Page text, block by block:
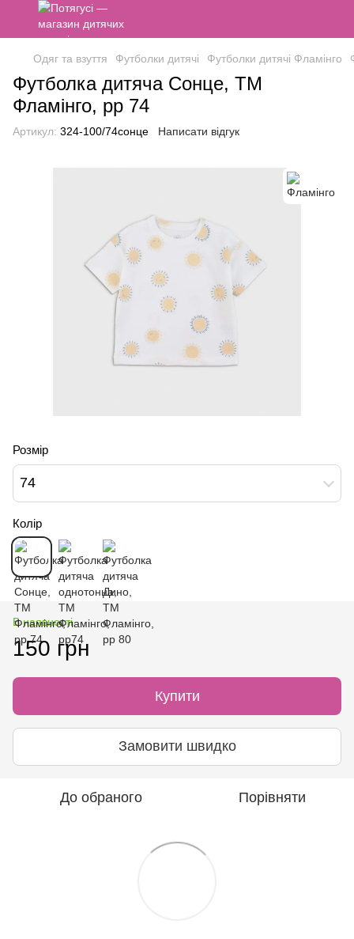
Одяг та взуття Футболки дитячі Футболки дитячі Фламінго
Футболка дитяча Сонце, ТМ
Фламінго, рр 74
Артикул: 324-100/74сонце Написати відгук
Розмір
74
Колір
В наявності
150 грн
Купити
Замовити швидко
До обраного Порівняти